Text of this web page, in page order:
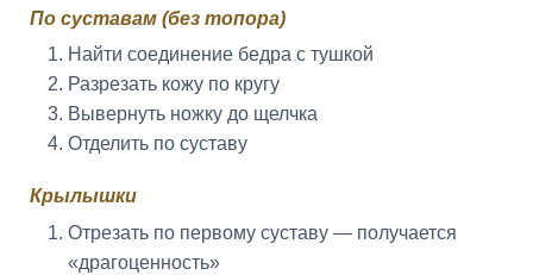
По суставам (без топора)
Найти соединение бедра с тушкой
Разрезать кожу по кругу
Вывернуть ножку до щелчка
Отделить по суставу
Крылышки
Отрезать по первому суставу — получается
«драгоценность»